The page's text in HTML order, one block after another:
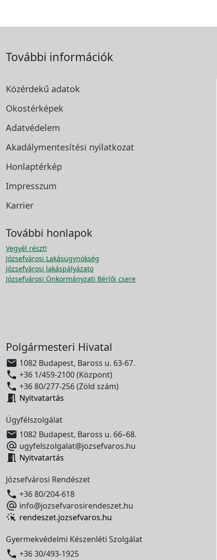
További információk
Közérdekű adatok
Okostérképek
Adatvédelem
Akadálymentesítési nyilatkozat
Honlaptérkép
Impresszum
Karrier
További honlapok
Vegyél részt!
Józsefvárosi Lakásügynökség
Józsefvárosi lakáspályázato
Józsefvárosi Önkormányzati Bérlői csere
Polgármesteri Hivatal
 1082 Budapest, Baross u. 63-67.
 +36 1/459-2100 (Központ)
 +36 80/277-256 (Zöld szám)
 Nyitvatartás
Ügyfélszolgálat
 1082 Budapest, Baross u. 66–68.
 ugyfelszolgalat@jozsefvaros.hu
 Nyitvatartás
Józsefvárosi Rendészet
 +36 80/204-618
 info@jozsefvarosirendeszet.hu
rendeszet.jozsefvaros.hu
Gyermekvédelmi Készenléti Szolgálat
 +36 30/493-1925